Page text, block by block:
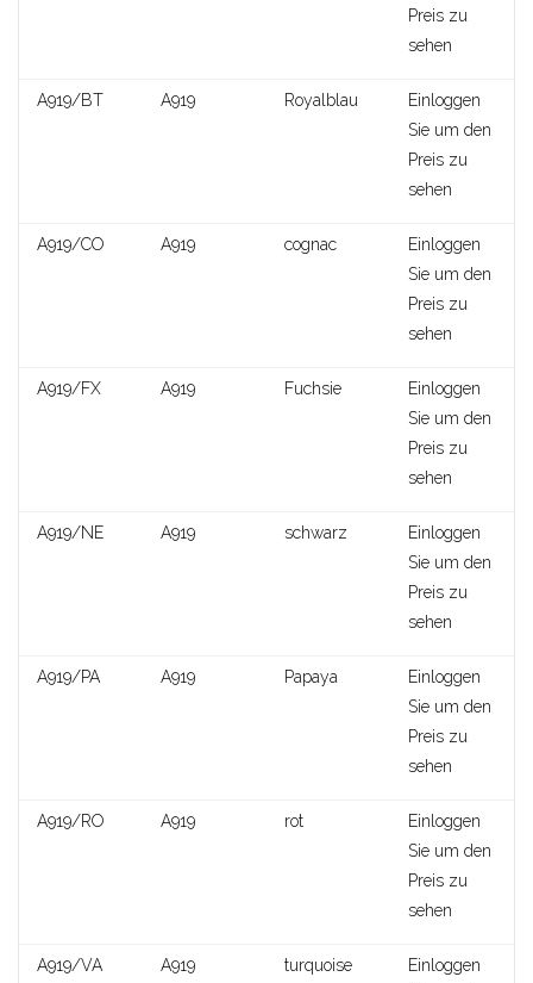
Preis zu
sehen
A919/BT A919 Royalblau
Einloggen
Sie um den
Preis zu
sehen
A919/CO A919 cognac
Einloggen
Sie um den
Preis zu
sehen
A919/FX A919 Fuchsie
Einloggen
Sie um den
Preis zu
sehen
A919/NE A919 schwarz
Einloggen
Sie um den
Preis zu
sehen
A919/PA A919 Papaya
Einloggen
Sie um den
Preis zu
sehen
A919/RO A919 rot
Einloggen
Sie um den
Preis zu
sehen
A919/VA A919
turquoise
Einloggen